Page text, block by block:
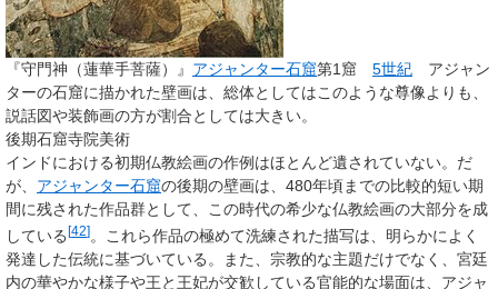
『守門神（蓮華手菩薩）』 アジャンター石窟第1窟 5世紀 アジャン
ターの石窟に描かれた壁画は、総体としてはこのような尊像よりも、
説話図や装飾画の方が割合としては大きい。
後期石窟寺院美術
インドにおける初期仏教絵画の作例はほとんど遺されていない。だ
が、 アジャンター石窟の後期の壁画は、480年頃までの比較的短い期
間に残された作品群として、この時代の希少な仏教絵画の大部分を成
している[42]。これら作品の極めて洗練された描写は、明らかによく
発達した伝統に基づいている。また、宗教的な主題だけでなく、宮廷
内の華やかな様子や王と王妃が交歓している官能的な場面は、アジャ